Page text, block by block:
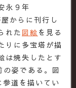
永９年
からに刊行し
れた図絵 を見る
りに多宝塔が描
は焼失したとす
姿である。図
道を描いてい